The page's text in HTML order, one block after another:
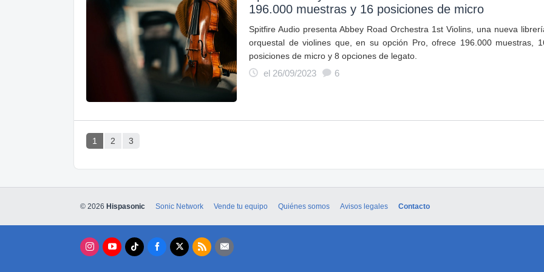
196.000 muestras y 16 posiciones de micro
Spitfire Audio presenta Abbey Road Orchestra 1st Violins, una nueva
orquestal de violines que, en su opción Pro, ofrece 196.000 muestras,
posiciones de micro y 8 opciones de legato.
el 26/09/2023
6
1 2 3
© 2026 Hispasonic Sonic Network Vende tu equipo Quiénes somos Avisos legales Contacto